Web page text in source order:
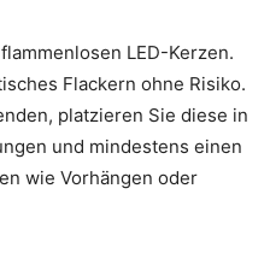
LED-Kerzen.
Flackern ohne Risiko.
platzieren Sie diese in
und mindestens einen
wie Vorhängen oder